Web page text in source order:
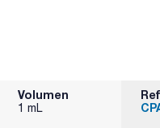
Volumen
1 mL